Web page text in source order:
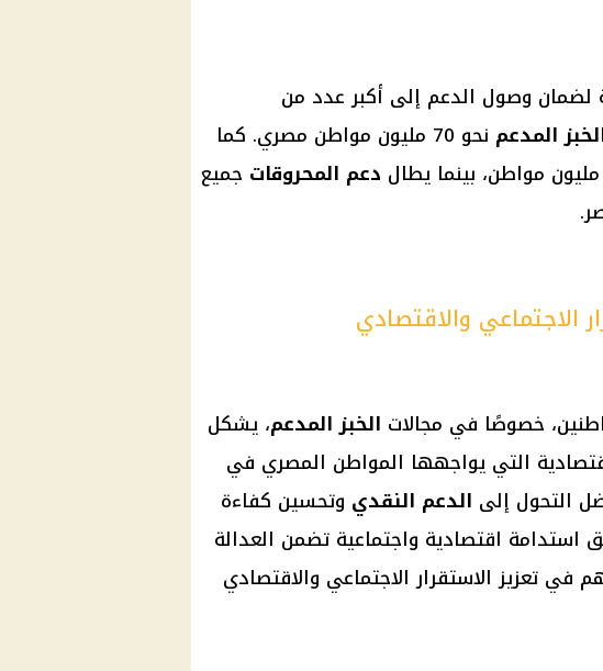
لضمان وصول الدعم إلى أكبر عدد من
المدعم
نحو 70 مليون مواطن مصري. كما
دعم المحروقات جميع
الاجتماعي والاقتصادي
خصوصًا في مجالات الخبز المدعم، يشكل
التي يواجهها المواطن المصري في
التحول إلى الدعم النقدي وتحسين كفاءة
استدامة اقتصادية واجتماعية تضمن العدالة
في تعزيز الاستقرار الاجتماعي والاقتصادي